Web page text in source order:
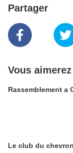
Partager
Vous
Rassemblement a
Le club du